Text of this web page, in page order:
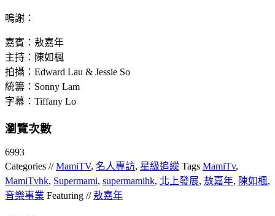
嗚謝：
嘉賓： 敖嘉年
主持：陳如楓
拍攝：Edward Lau & Jessie So
統籌：Sonny Lam
字幕：Tiffany Lo
瀏覽次數
6993
Categories //MamiTV, 名人專訪, 星級追縱 Tags MamiTv,
MamiTvhk, Supermami, supermamihk, 北上發展, 敖嘉年, 陳如楓,
音樂事業 Featuring // 敖嘉年